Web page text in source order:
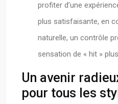
profiter d’une
plus satisfaisante, en
naturelle, un contrôle
sensation de « hit »
Un avenir
pour tous les